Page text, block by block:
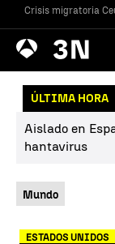
Crisis migratoria
Antena
3 Noticias
ÚLTIMA HORA
Aislado en
hantavirus
Mundo
ESTADOS UNIDOS